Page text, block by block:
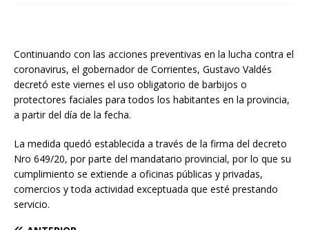
Continuando con las acciones preventivas en la lucha contra el
coronavirus, el gobernador de Corrientes, Gustavo Valdés
decretó este viernes el uso obligatorio de barbijos o
protectores faciales para todos los habitantes en la provincia,
a partir del día de la fecha.
La medida quedó establecida a través de la firma del decreto
Nro 649/20, por parte del mandatario provincial, por lo que su
cumplimiento se extiende a oficinas públicas y privadas,
comercios y toda actividad exceptuada que esté prestando
servicio.